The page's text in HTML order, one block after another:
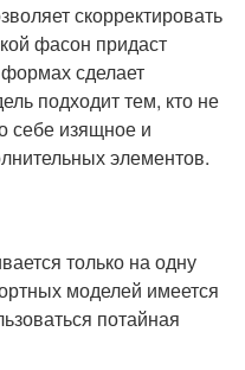
скорректировать
фасон придаст
сделает
подходит тем, кто не
себе изящное и
элементов.
только на одну
моделей имеется
потайная